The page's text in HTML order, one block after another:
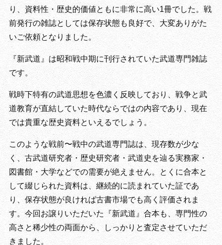
り、資料性・歴史的価値ともに非常に高い1冊でした。戦
前発行の雑誌としては保存状態も良好で、大変ありがた
いご依頼となりました。
『新武道』は昭和戦中期に刊行されていた武道専門雑誌
です。
戦時下特有の武道思想を色濃く反映しており、戦争と武
道教育が直結していた時代ならではの内容であり、現在
では貴重な歴史資料といえるでしょう。
このような戦前〜戦中の武道専門誌は、現存数が少な
く、古武道研究者・歴史研究者・武道史を辿る実務家・
図書館・大学などでの需要が絶えません。とくに合本と
して綴じられた資料は、継続的に読まれていた証であ
り、保存状態が良ければ古書市場でも高く評価されま
す。今回お譲りいただいた『新武道』合本も、専門性の
高さと稀少性の両面から、しっかりと査定させていただ
きました。